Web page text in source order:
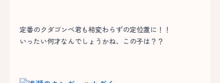
定番のクダゴンベ君も相変わらずの定位置に！！
いったい何才なんでしょうかね、この子は？？